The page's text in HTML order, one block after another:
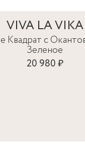
VIVA LA VIKA
Квадрат с
Зеленое
20 980 ₽